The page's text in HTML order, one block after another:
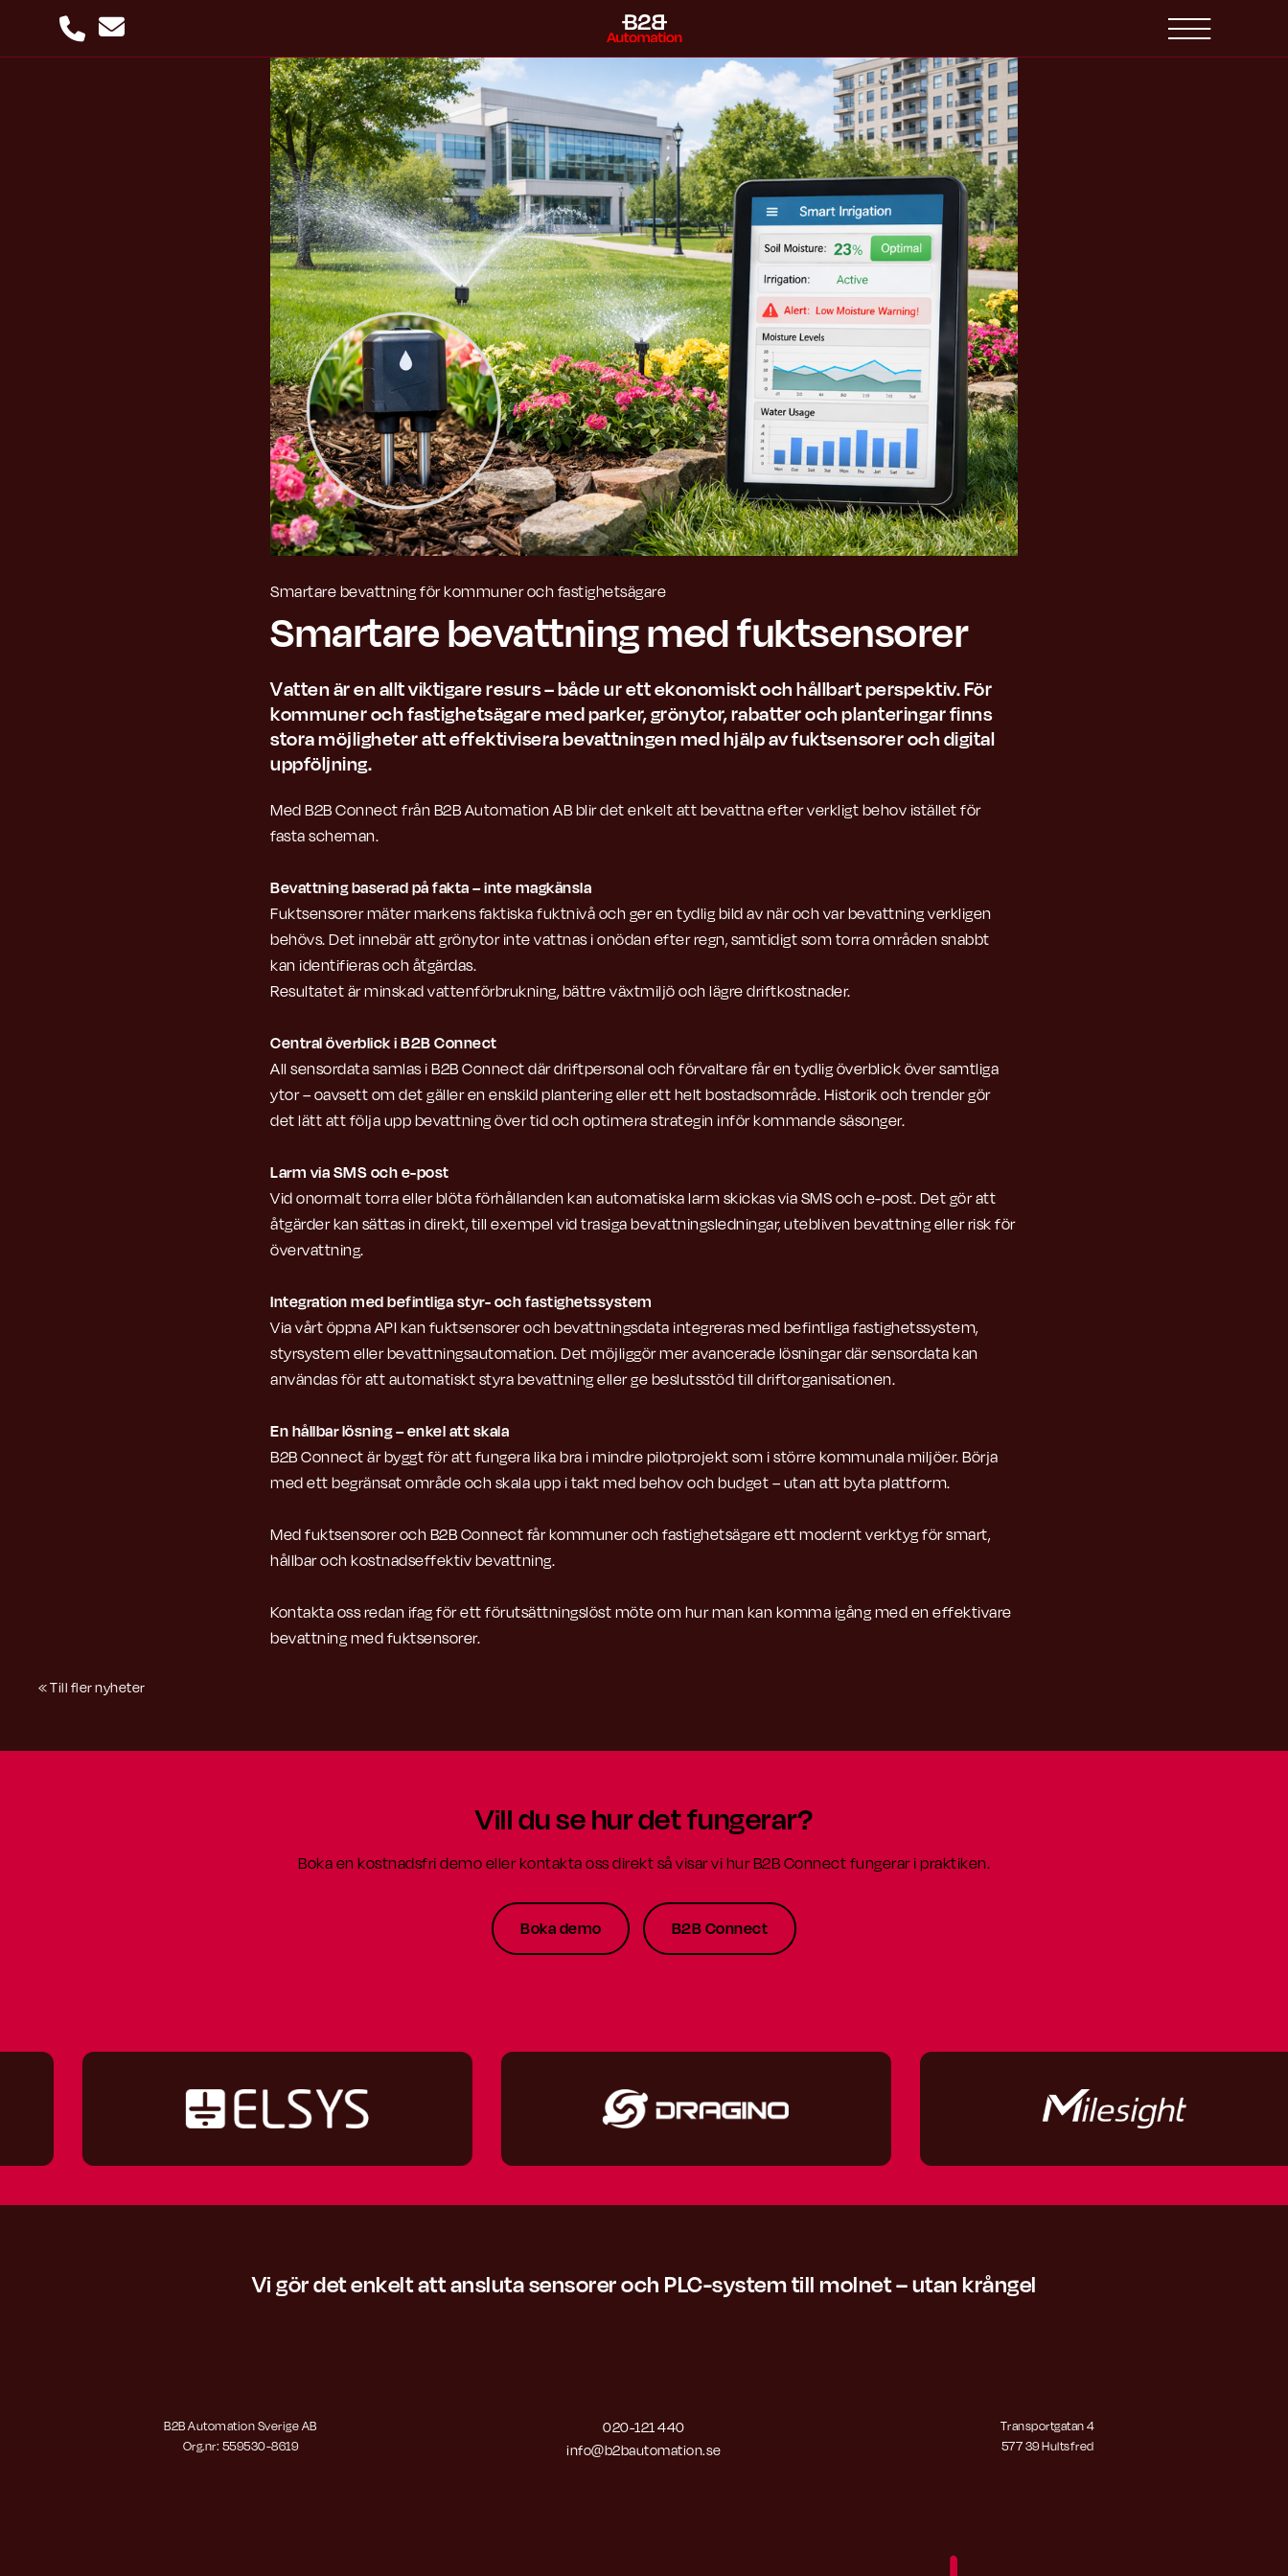
Smartare bevattning för kommuner och fastighetsägare
Smartare bevattning med fuktsensorer
Vatten är en allt viktigare resurs – både ur ett ekonomiskt och hållbart perspektiv. För
kommuner och fastighetsägare med parker, grönytor, rabatter och planteringar finns
stora möjligheter att effektivisera bevattningen med hjälp av fuktsensorer och digital
uppföljning.
Med B2B Connect från B2B Automation AB blir det enkelt att bevattna efter verkligt behov istället för
fasta scheman.
Bevattning baserad på fakta – inte magkänsla
Fuktsensorer mäter markens faktiska fuktnivå och ger en tydlig bild av när och var bevattning verkligen
behövs. Det innebär att grönytor inte vattnas i onödan efter regn, samtidigt som torra områden snabbt
kan identifieras och åtgärdas.
Resultatet är minskad vattenförbrukning, bättre växtmiljö och lägre driftkostnader.
Central överblick i B2B Connect
All sensordata samlas i B2B Connect där driftpersonal och förvaltare får en tydlig överblick över samtliga
ytor – oavsett om det gäller en enskild plantering eller ett helt bostadsområde. Historik och trender gör
det lätt att följa upp bevattning över tid och optimera strategin inför kommande säsonger.
Larm via SMS och e-post
Vid onormalt torra eller blöta förhållanden kan automatiska larm skickas via SMS och e-post. Det gör att
åtgärder kan sättas in direkt, till exempel vid trasiga bevattningsledningar, utebliven bevattning eller risk för
övervattning.
Integration med befintliga styr- och fastighetssystem
Via vårt öppna API kan fuktsensorer och bevattningsdata integreras med befintliga fastighetssystem,
styrsystem eller bevattningsautomation. Det möjliggör mer avancerade lösningar där sensordata kan
användas för att automatiskt styra bevattning eller ge beslutsstöd till driftorganisationen.
En hållbar lösning – enkel att skala
B2B Connect är byggt för att fungera lika bra i mindre pilotprojekt som i större kommunala miljöer. Börja
med ett begränsat område och skala upp i takt med behov och budget – utan att byta plattform.
Med fuktsensorer och B2B Connect får kommuner och fastighetsägare ett modernt verktyg för smart,
hållbar och kostnadseffektiv bevattning.
Kontakta oss redan ifag för ett förutsättningslöst möte om hur man kan komma igång med en effektivare
bevattning med fuktsensorer.
« Till fler nyheter
Vill du se hur det fungerar?
Boka en kostnadsfri demo eller kontakta oss direkt så visar vi hur B2B Connect fungerar i praktiken.
Boka demo B2B Connect
Vi gör det enkelt att ansluta sensorer och PLC-system till molnet – utan krångel
B2B Automation Sverige AB
Org.nr: 559530-8619
020-121 440
info@b2bautomation.se
Transportgatan 4
577 39 Hultsfred